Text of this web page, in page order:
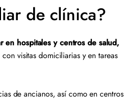
de clínica?
en hospitales y centros de salud,
visitas domiciliarias y en tareas
de ancianos, así como en centros